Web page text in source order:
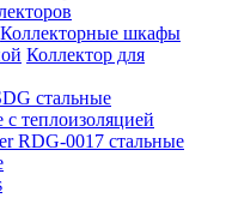
Коллекторные шкафы
Коллектор для
стальные
с теплоизоляцией
RDG-0017 стальные